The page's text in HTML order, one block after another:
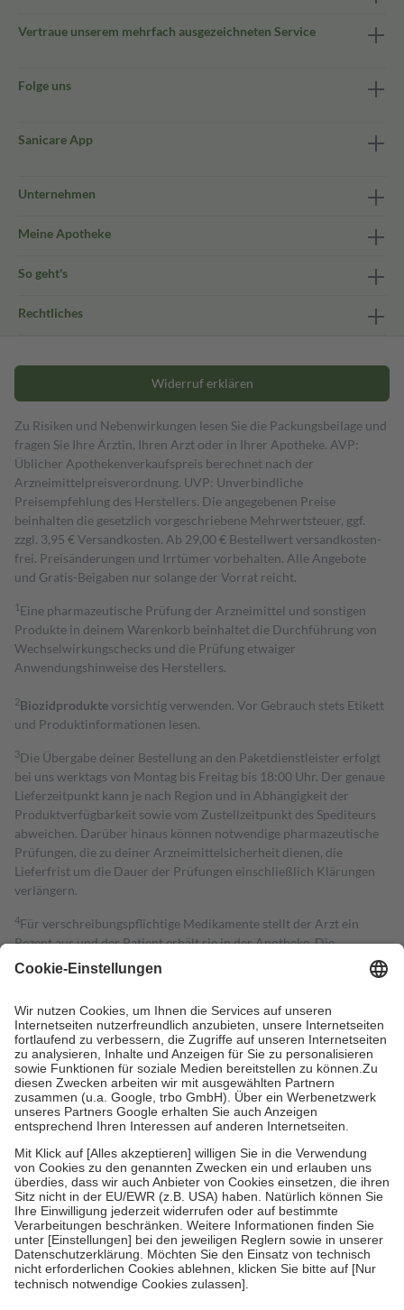
Vertraue unserem mehrfach ausgezeichneten Service
Folge uns
Sanicare App
Unternehmen
Meine Apotheke
So geht's
Rechtliches
Widerruf erklären
Zu Risiken und Nebenwirkungen lesen Sie die Packungsbeilage und
fragen Sie Ihre Ärztin, Ihren Arzt oder in Ihrer Apotheke. AVP:
Üblicher Apothekenverkaufspreis berechnet nach der
Arzneimittelpreisverordnung. UVP: Unverbindliche
Preisempfehlung des Herstellers. Die angegebenen Preise
beinhalten die gesetzlich vorgeschriebene Mehrwertsteuer, ggf.
zzgl. 3,95 € Versandkosten. Ab 29,00 € Bestell­wert versand­kosten­
frei. Preisänderungen und Irrtümer vorbehalten. Alle Angebote
und Gratis-Beigaben nur solange der Vorrat reicht.
1 Eine pharmazeutische Prüfung der Arzneimittel und sonstigen
Produkte in deinem Warenkorb beinhaltet die Durchführung von
Wechselwirkungschecks und die Prüfung etwaiger
Anwendungshinweise des Herstellers.
2Biozidproduktevorsichtig verwenden. Vor Gebrauch stets Etikett
und Produktinformationen lesen.
3Die Übergabe deiner Bestellung an den Paketdienstleister erfolgt
bei uns werktags von Montag bis Freitag bis 18:00 Uhr. Der genaue
Lieferzeitpunkt kann je nach Region und in Abhängigkeit der
Produktverfügbarkeit sowie vom Zustellzeitpunkt des Spediteurs
abweichen. Darüber hinaus können notwendige pharmazeutische
Prüfungen, die zu deiner Arzneimittelsicherheit dienen, die
Lieferfrist um die Dauer der Prüfungen einschließlich Klärungen
verlängern.
4Für verschreibungspflichtige Medikamente stellt der Arzt ein
Rezept aus und der Patient erhält sie in der Apotheke. Die
gesetzliche Krankenversicherung übernimmt in der Regel die
Kosten dafür, der Versicherte trägt einen Teil davon als Zuzahlung
Grundsätzlich leisten Mitglieder Zuzahlungen in Höhe von zehn
Prozent des Abgabepreises,mindestens jedochfünf Euround
höchstens zehn Euro.Es sind jedoch nie mehr als die tatsächlichen
Kosten der Leistung zu entrichten.
Diese Regeln gelten grundsätzlich auch für Online-Apotheken.
Bei Heilmitteln und häuslicher Krankenpflege beträgt die
Zuzahlung zehn Prozent der Kosten sowie zehn Euro je
Verordnung.
Um das Engagement der Versicherten für ihre eigene Gesundheit zu
stärken und die besondere Stellung der Familie zu unterstützen,
fallenkeine Zuzahlungenan bei:
• Kindern und Jugendlichen bis zum vollendeten 18. Lebensjahr
mit Ausnahme der Fahrkosten
• Untersuchungen zur Vorsorge und Früherkennung, die von der
GKV getragen werden